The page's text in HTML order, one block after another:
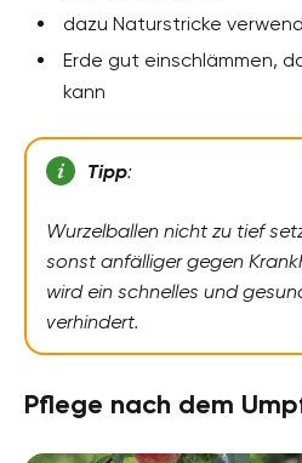
dazu Naturstricke
Erde gut einschlämmen,
kann
Tipp:
Wurzelballen nicht zu tief
sonst anfälliger gegen
wird ein schnelles und
verhindert.
Pflege nach dem